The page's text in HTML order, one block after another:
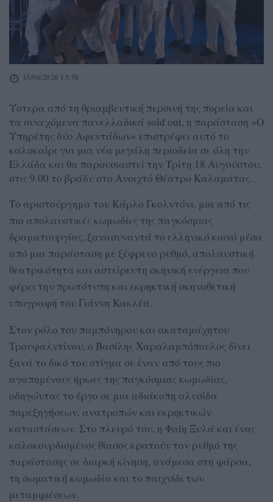
15/06/2026 13:58
Ύστερα από τη θριαμβευτική περσινή της πορεία και
τα συνεχόμενα πανελλαδικά sold out, η παράσταση «Ο
Υπηρέτης δύο Αφεντάδων» επιστρέφει αυτό το
καλοκαίρι για μια νέα μεγάλη περιοδεία σε όλη την
Ελλάδα και θα παρουσιαστεί την Τρίτη 18 Αυγούστου,
στις 9.00 το βράδυ στο Ανοιχτό Θέατρο Καλαμάτας.
Το αριστούργημα του Κάρλο Γκολντόνι, μια από τις
πιο απολαυστικές κωμωδίες της παγκόσμιας
δραματουργίας, ξανασυναντά το ελληνικό κοινό μέσα
από μια παράσταση με ξέφρενο ρυθμό, απολαυστική
θεατρικότητα και αστείρευτη σκηνική ενέργεια που
φέρει την πρωτότυπη και εκρηκτική σκηνοθετική
υπογραφή του Γιάννη Κακλέα.
Στον ρόλο του παμπόνηρου και ακαταμάχητου
Τρουφαλντίνου, ο Βασίλης Χαραλαμπόπουλος δίνει
ξανά το δικό του στίγμα σε έναν από τους πιο
αγαπημένους ήρωες της παγκόσμιας κωμωδίας,
οδηγώντας το έργο σε μια αδιάκοπη αλυσίδα
παρεξηγήσεων, ανατροπών και εκρηκτικών
καταστάσεων. Στο πλευρό του, η Φαίη Ξυλά και ένας
καλοκουρδισμένος θίασος κρατούν τον ρυθμό της
παράστασης σε διαρκή κίνηση, ανάμεσα στη φάρσα,
τη σωματική κωμωδία και το παιχνίδι των
μεταμφιέσεων.